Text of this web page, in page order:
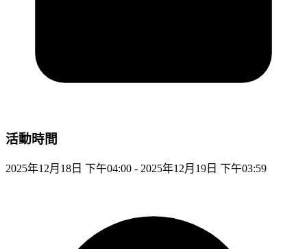
活動時間
2025年12月18日 下午04:00 - 2025年12月19日 下午03:59